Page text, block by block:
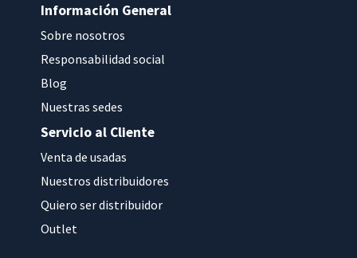
Información General
Sobre nosotros
Responsabilidad social
Blog
Nuestras sedes
Servicio al Cliente
Venta de usadas
Nuestros distribuidores
Quiero ser distribuidor
Outlet